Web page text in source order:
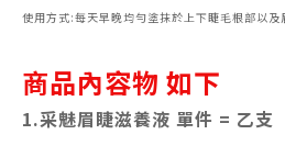
使用方式:每天早晚均勻塗抹於上下睫毛根部以及
商品內容物 如下
1.采魅眉睫滋養液 單件 = 乙支